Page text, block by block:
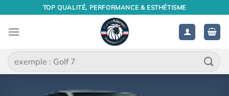
contenu
TOP QUALITÉ, PERFORMANCE & ESTHÉTISME
Recherche
pour :